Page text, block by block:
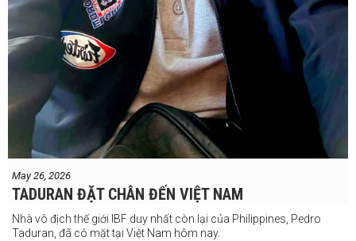
May 26, 2026
TADURAN ĐẶT CHÂN ĐẾN VIỆT NAM
Nhà vô địch thế giới IBF duy nhất còn lại của Philippines, Pedro
Taduran, đã có mặt tại Việt Nam hôm nay.